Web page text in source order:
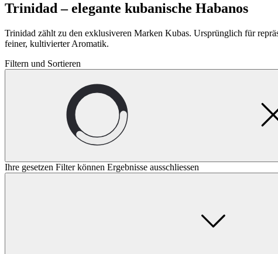
Trinidad – elegante kubanische Habanos
Trinidad zählt zu den exklusiveren Marken Kubas. Ursprünglich für
feiner, kultivierter Aromatik.
Filtern und Sortieren
Ihre gesetzen Filter können Ergebnisse ausschliessen